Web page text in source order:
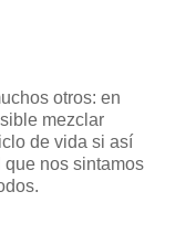
otros: en
mezclar
de vida si así
que nos sintamos